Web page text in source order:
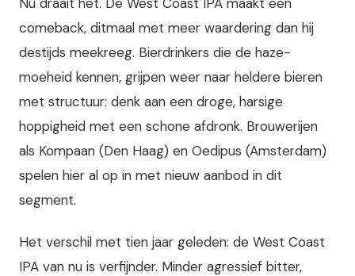
comeback, ditmaal met meer waardering dan hij
destijds meekreeg. Bierdrinkers die de haze-
moeheid kennen, grijpen weer naar heldere bieren
met structuur: denk aan een droge, harsige
hoppigheid met een schone afdronk. Brouwerijen
als Kompaan (Den Haag) en Oedipus (Amsterdam)
spelen hier al op in met nieuw aanbod in dit
segment.
Het verschil met tien jaar geleden: de West Coast
IPA van nu is verfijnder. Minder agressief bitter,